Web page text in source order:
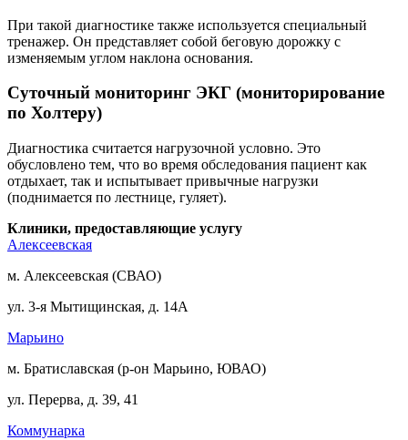
При такой диагностике также используется специальный
тренажер. Он представляет собой беговую дорожку с
изменяемым углом наклона основания.
Суточный мониторинг ЭКГ (мониторирование
по Холтеру)
Диагностика считается нагрузочной условно. Это
обусловлено тем, что во время обследования пациент как
отдыхает, так и испытывает привычные нагрузки
(поднимается по лестнице, гуляет).
Клиники, предоставляющие услугу
Алексеевская
м. Алексеевская (СВАО)
ул. 3-я Мытищинская, д. 14А
Марьино
м. Братиславская (р-он Марьино, ЮВАО)
ул. Перерва, д. 39, 41
Коммунарка